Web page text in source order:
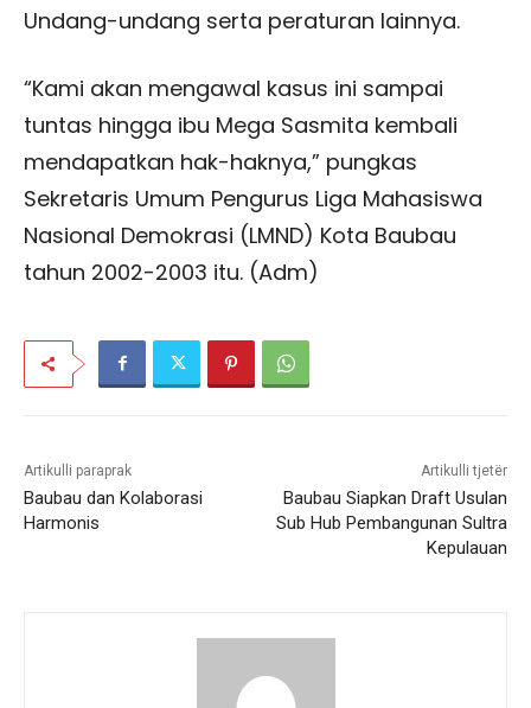
Undang-undang serta peraturan lainnya.
“Kami akan mengawal kasus ini sampai
tuntas hingga ibu Mega Sasmita kembali
mendapatkan hak-haknya,” pungkas
Sekretaris Umum Pengurus Liga Mahasiswa
Nasional Demokrasi (LMND) Kota Baubau
tahun 2002-2003 itu. (Adm)
Artikulli paraprak
Baubau dan Kolaborasi
Harmonis
Artikulli tjetër
Baubau Siapkan Draft Usulan
Sub Hub Pembangunan Sultra
Kepulauan